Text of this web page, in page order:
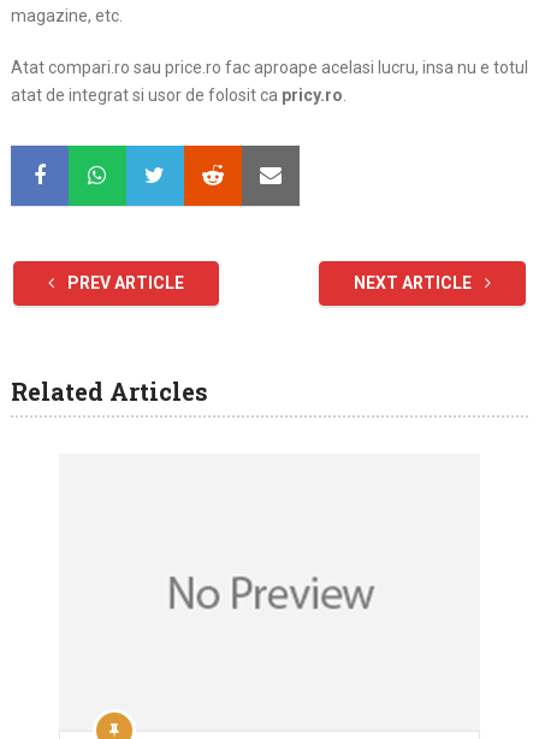
magazine, etc.
Atat compari.ro sau price.ro fac aproape acelasi lucru, insa nu e totul
atat de integrat si usor de folosit ca pricy.ro
PREV ARTICLE NEXT ARTICLE
Related Articles